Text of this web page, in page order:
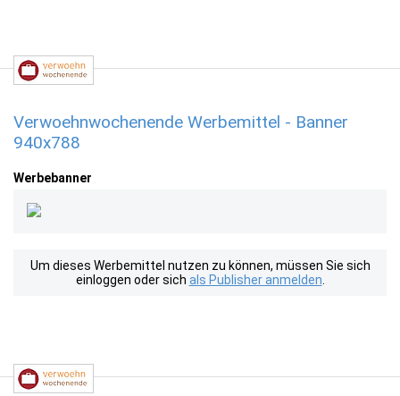
Verwoehnwochenende Werbemittel - Banner
940x788
Werbebanner
Um dieses Werbemittel nutzen zu können, müssen Sie sich
einloggen oder sich als Publisher anmelden